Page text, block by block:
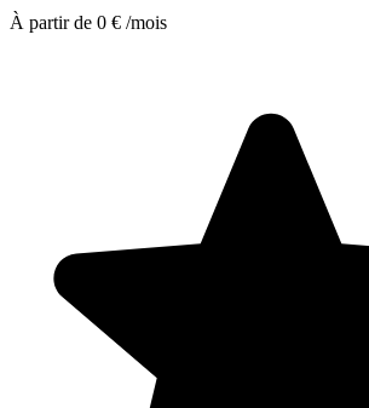
À partir de 0 € /mois